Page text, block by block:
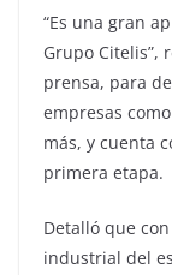
“Es una gran
Grupo Citelis”,
prensa, para
empresas
más, y cuenta
primera etapa.
Detalló que
industrial del